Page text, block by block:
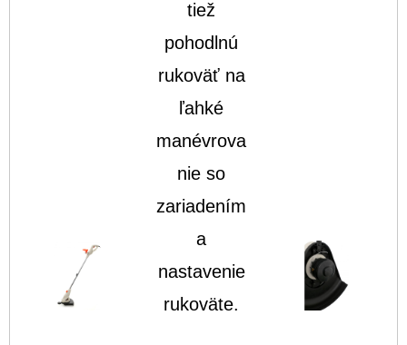
tiež
pohodlnú
rukoväť na
ľahké
manévrova
nie so
zariadením
a
nastavenie
rukoväte.